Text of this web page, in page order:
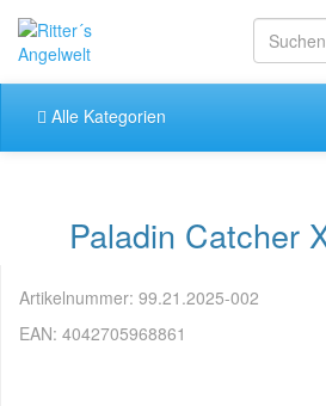
Alle Kategorien
Paladin Catcher
Artikelnummer: 99.21.2025-002
EAN: 4042705968861